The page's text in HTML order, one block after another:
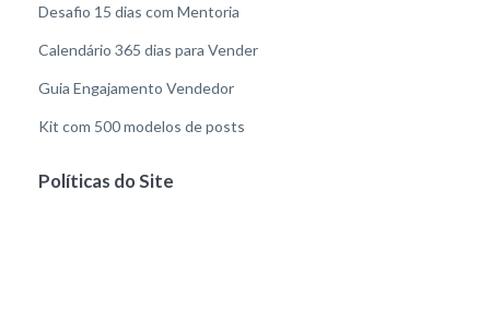
Desafio 15 dias com Mentoria
Calendário 365 dias para Vender
Guia Engajamento Vendedor
Kit com 500 modelos de posts
Políticas do Site